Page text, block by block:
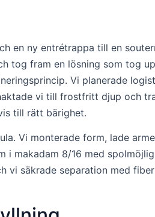
en ny entrétrappa till en
tog fram en lösning som tog
Vi planerade
vi till frostfritt djup och
till rätt bärighet.
Vi monterade form, lade
i makadam 8/16 med
vi säkrade separation med